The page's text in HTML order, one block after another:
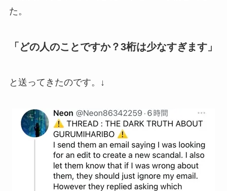
た。
「どの人のことですか？3桁は少なすぎます」
と送ってきたのです。↓